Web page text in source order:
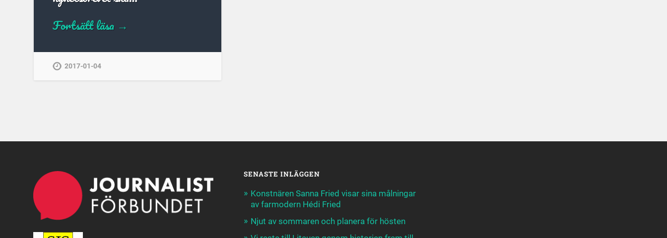
Fortsätt läsa →
2017-01-04
SENASTE INLÄGGEN
Konstnären Sanna Fried visar sina målningar
av farmodern Hédi Fried
Njut av sommaren och planera för hösten